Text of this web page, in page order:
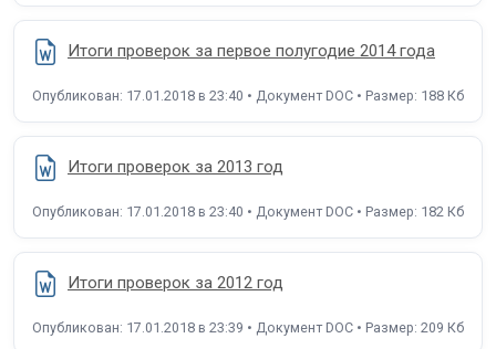
Итоги проверок за первое полугодие 2014 года
Опубликован: 17.01.2018 в 23:40 • Документ DOC • Размер: 188 Кб
Итоги проверок за 2013 год
Опубликован: 17.01.2018 в 23:40 • Документ DOC • Размер: 182 Кб
Итоги проверок за 2012 год
Опубликован: 17.01.2018 в 23:39 • Документ DOC • Размер: 209 Кб